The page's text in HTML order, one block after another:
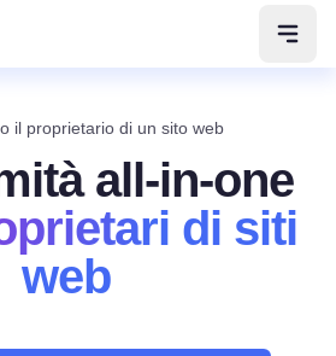
Apri
il proprietario di un sito web
all-in-one
di siti
web